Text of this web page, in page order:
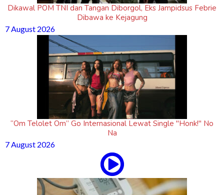
Dikawal POM TNI dan Tangan Diborgol, Eks Jampidsus Febrie
Dibawa ke Kejagung
7 August 2026
“Om Telolet Om” Go Internasional Lewat Single "Honk!" No
Na
7 August 2026